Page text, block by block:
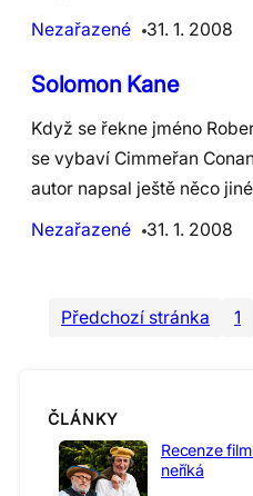
Nezařazené
31. 1. 2008
Solomon Kane
Když se řekne jméno
se vybaví Cimmeřan
autor napsal ještě něco
Nezařazené
31. 1. 2008
Předchozí stránka 1
ČLÁNKY
Recenze
neříká